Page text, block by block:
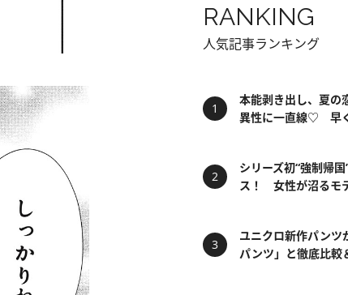
RANKING
人気記事ランキング
本能剥き出し、夏
異性に一直線♡ 早
シリーズ初“強制帰
ス！ 女性が沼るモ
ユニクロ新作パン
パンツ」と徹底比較